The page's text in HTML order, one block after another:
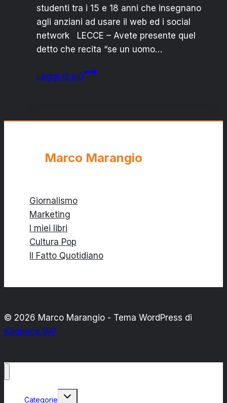
studenti tra i 15 e 18 anni che insegnano
agli anziani ad usare il web ed i social
network LECCE – Avete presente quel
detto che recita “se un uomo…
Leggi di piùIST.
ANGELS
Marco Marangio
Giornalismo
Marketing
I miei libri
Cultura Pop
Il Fatto Quotidiano
© 2026 Marco Marangio - Tema WordPress di
Kadence WP
Categorie
Alterna